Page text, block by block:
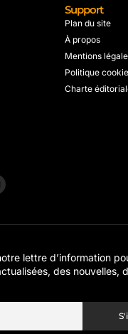
Support
Plan du site
À propos
Mentions
Politique
Charte
lettre d’information
des nouvelles,